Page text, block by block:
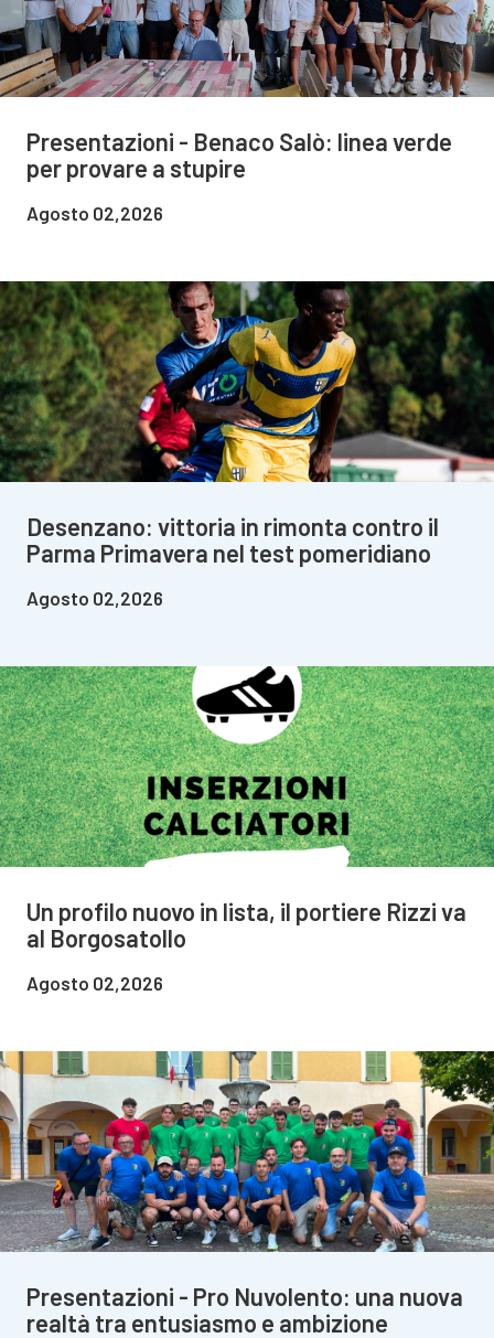
Presentazioni - Benaco Salò: linea verde
per provare a stupire
Agosto 02,2026
Desenzano: vittoria in rimonta contro il
Parma Primavera nel test pomeridiano
Agosto 02,2026
Un profilo nuovo in lista, il portiere Rizzi va
al Borgosatollo
Agosto 02,2026
Presentazioni - Pro Nuvolento: una nuova
realtà tra entusiasmo e ambizione